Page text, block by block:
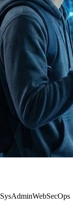
SysAdminWebSecOps